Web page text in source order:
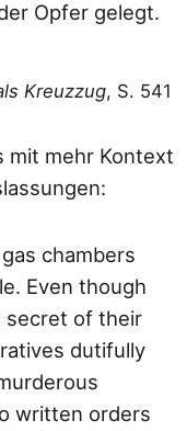
Opfer gelegt.
Kreuzzug, S. 541
mit mehr Kontext
chambers
Even though
secret of their
dutifully
written orders